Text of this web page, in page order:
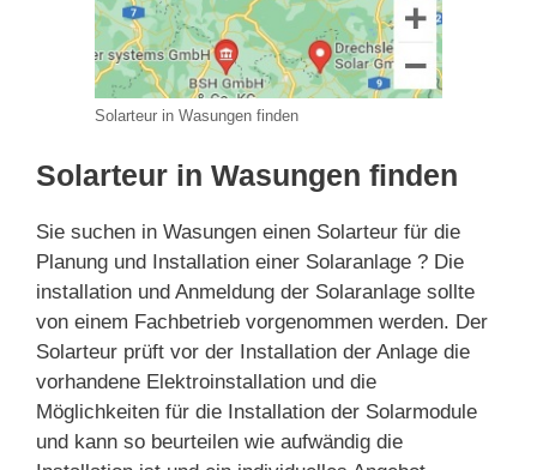
Solarteur in Wasungen finden
Solarteur in Wasungen finden
Sie suchen in Wasungen einen Solarteur für die
Planung und Installation einer Solaranlage ? Die
installation und Anmeldung der Solaranlage sollte
von einem Fachbetrieb vorgenommen werden. Der
Solarteur prüft vor der Installation der Anlage die
vorhandene Elektroinstallation und die
Möglichkeiten für die Installation der Solarmodule
und kann so beurteilen wie aufwändig die